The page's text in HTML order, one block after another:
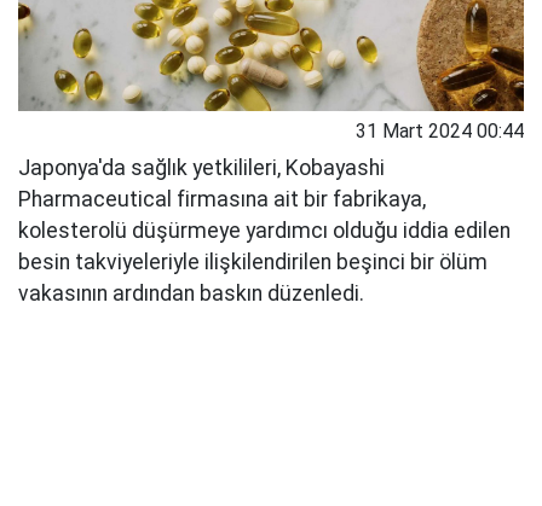
31 Mart 2024 00:44
Japonya'da sağlık yetkilileri, Kobayashi
Pharmaceutical firmasına ait bir fabrikaya,
kolesterolü düşürmeye yardımcı olduğu iddia edilen
besin takviyeleriyle ilişkilendirilen beşinci bir ölüm
vakasının ardından baskın düzenledi.